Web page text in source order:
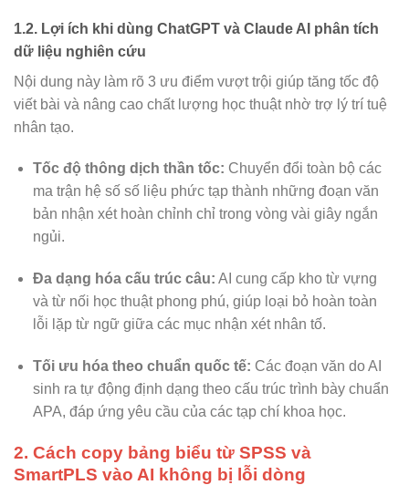
1.2. Lợi ích khi dùng ChatGPT và Claude AI phân tích
dữ liệu nghiên cứu
Nội dung này làm rõ 3 ưu điểm vượt trội giúp tăng tốc độ
viết bài và nâng cao chất lượng học thuật nhờ trợ lý trí tuệ
nhân tạo.
Tốc độ thông dịch thần tốc: Chuyển đổi toàn bộ các
ma trận hệ số số liệu phức tạp thành những đoạn văn
bản nhận xét hoàn chỉnh chỉ trong vòng vài giây ngắn
ngủi.
Đa dạng hóa cấu trúc câu: AI cung cấp kho từ vựng
và từ nối học thuật phong phú, giúp loại bỏ hoàn toàn
lỗi lặp từ ngữ giữa các mục nhận xét nhân tố.
Tối ưu hóa theo chuẩn quốc tế: Các đoạn văn do AI
sinh ra tự động định dạng theo cấu trúc trình bày chuẩn
APA, đáp ứng yêu cầu của các tạp chí khoa học.
2. Cách copy bảng biểu từ SPSS và
SmartPLS vào AI không bị lỗi dòng